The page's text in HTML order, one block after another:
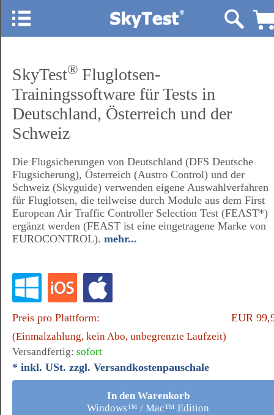
SkyTest® Fluglotsen-
Trainingssoftware für Tests in
Deutschland, Österreich und der
Schweiz
Die Flugsicherungen von Deutschland (DFS Deutsche
Flugsicherung), Österreich (Austro Control) und der
Schweiz (Skyguide) verwenden eigene Auswahlverfahren
für Fluglotsen, die teilweise durch Module aus dem First
European Air Traffic Controller Selection Test (FEAST*)
ergänzt werden (FEAST ist eine eingetragene Marke von
EUROCONTROL). mehr...
Preis pro Plattform: EUR
(Einmalzahlung, kein Abo, unbegrenzte Laufzeit)
Versandfertig: sofort
* inkl. USt. zzgl. Versandkostenpauschale
In den Warenkorb
Windows™ / Mac™ Edition